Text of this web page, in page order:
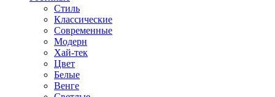
Стиль
Классические
Современные
Модерн
Хай-тек
Цвет
Белые
Венге